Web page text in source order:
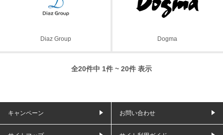
Diaz Group Dogma
全20件中 1件 ~ 20件 表示
キャンペーン お問い合わせ